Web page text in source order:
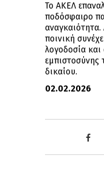
Το ΑΚΕΛ
ποδόσφαιρο
αναγκαιότητα.
ποινική
λογοδοσία
εμπιστοσύνης
δικαίου.
02.02.2026